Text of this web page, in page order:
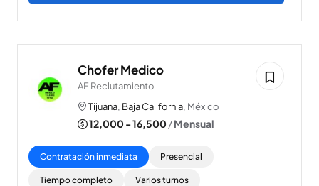
Chofer Medico
AF Reclutamiento
Tijuana, Baja California, México
12,000 - 16,500/Mensual
Contratación inmediata Presencial
Tiempo completo Varios turnos